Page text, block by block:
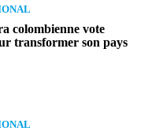
colom­bienne vote
trans­for­mer son pays